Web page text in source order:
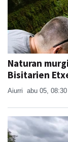
Naturan
Bisitarien
Aiurri abu 05, 08:30